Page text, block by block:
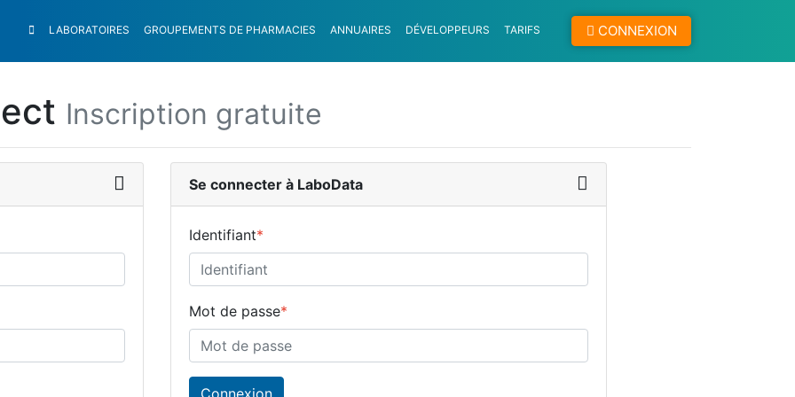
CONNEXION
LABORATOIRES GROUPEMENTS DE PHARMACIES ANNUAIRES DÉVELOPPEURS TARIFS
Inscription gratuite
Se connecter à LaboData
Identifiant*
Mot de passe*